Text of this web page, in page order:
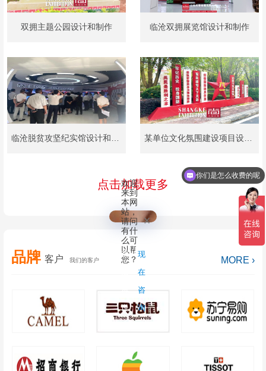
双拥主题公园设计和制作 临沧双拥展览馆设计和制作
临沧脱贫攻坚纪实馆设计和制作 某单位文化氛围建设项目设计和制作
点击加载更多
品牌 客户 我们的客户 MORE ›
你们是怎么收费的呢
欢迎
来到
本网
站，
请问
有什
么可
以帮
您？
稍
再
说
现
在
咨
询